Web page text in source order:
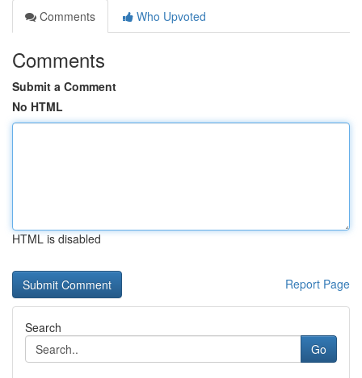
Comments
Who Upvoted
Comments
Submit a Comment
No HTML
HTML is disabled
Report Page
Search
Go